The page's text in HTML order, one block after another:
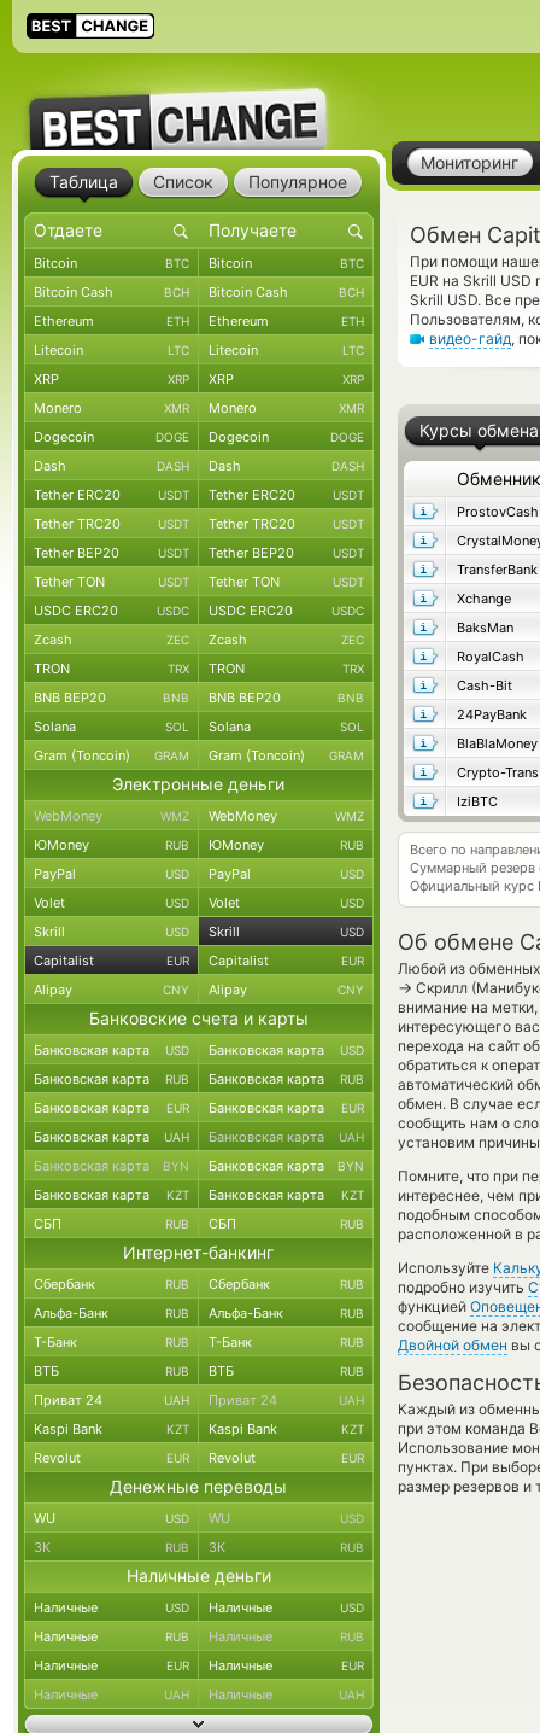
Мониторинг
Обмен
При помощи
EUR на Skrill
Skrill USD. Все
Пользователям,
видео-гайд,
Курсы обмена
Обменник
ProstovCash
TransferBank
Xchange
BaksMan
RoyalCash
Cash-Bit
24PayBank
BlaBlaMoney
Crypto-Trans
IziBTC
Всего по
Суммарный резерв
Официальный курс
Об обмене
Любой из обменных
→ Скрилл
внимание на
интересующего
перехода на сайт
обратиться к
автоматический
обмен. В случае
сообщить нам о
установим
Помните, что при
интереснее, чем
подобным
расположенной в
Используйте
подробно изучить
функцией
сообщение на
Двойной обмен вы
Каждый из
при этом команда
Использование
пунктах. При
размер резервов и
Таблица Список Популярное
Bitcoin BTC Bitcoin BTC
Bitcoin Cash BCH Bitcoin Cash BCH
Ethereum ETH Ethereum ETH
Litecoin LTC Litecoin LTC
XRP XRP XRP XRP
Monero XMR Monero XMR
Dogecoin DOGE Dogecoin DOGE
Dash DASH Dash DASH
Tether ERC20 USDT Tether ERC20 USDT
Tether TRC20 USDT Tether TRC20 USDT
Tether BEP20 USDT Tether BEP20 USDT
Tether TON USDT Tether TON USDT
USDC ERC20 USDC USDC ERC20 USDC
Zcash ZEC Zcash ZEC
TRON TRX TRON TRX
BNB BEP20 BNB BNB BEP20 BNB
Solana SOL Solana SOL
Gram (Toncoin) GRAM Gram (Toncoin) GRAM
Электронные деньги
WebMoney WMZ WebMoney WMZ
ЮMoney RUB ЮMoney RUB
PayPal USD PayPal USD
Volet USD Volet USD
Skrill USD Skrill USD
Capitalist EUR Capitalist EUR
Alipay CNY Alipay CNY
Банковские счета и карты
Банковская карта USD Банковская карта USD
Банковская карта RUB Банковская карта RUB
Банковская карта EUR Банковская карта EUR
Банковская карта UAH Банковская карта UAH
Банковская карта BYN Банковская карта BYN
Банковская карта KZT Банковская карта KZT
СБП RUB СБП RUB
Интернет-банкинг
Сбербанк RUB Сбербанк RUB
Альфа-Банк RUB Альфа-Банк RUB
Т-Банк RUB Т-Банк RUB
ВТБ RUB ВТБ RUB
Приват 24 UAH Приват 24 UAH
Kaspi Bank KZT Kaspi Bank KZT
Revolut EUR Revolut EUR
Денежные переводы
WU USD WU USD
ЗК RUB ЗК RUB
Наличные деньги
Наличные USD Наличные USD
Наличные RUB Наличные RUB
Наличные EUR Наличные EUR
Наличные UAH Наличные UAH